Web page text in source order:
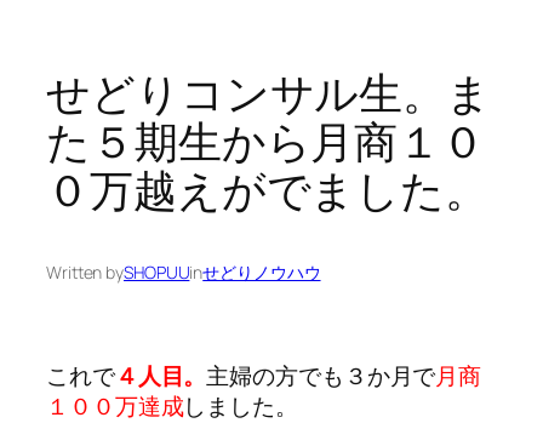
せどりコンサル生。ま
た５期生から月商１０
０万越えがでました。
Written bySHOPUUinせどりノウハウ
これで４人目。 主婦の方でも３か月で月商
１００万達成しました。